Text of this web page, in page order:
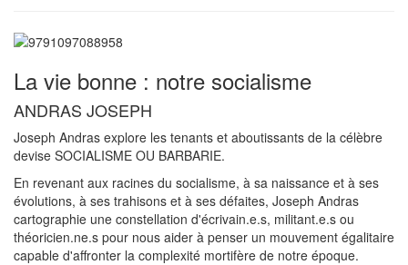
La vie bonne : notre socialisme
ANDRAS JOSEPH
Joseph Andras explore les tenants et aboutissants de la célèbre
devise SOCIALISME OU BARBARIE.
En revenant aux racines du socialisme, à sa naissance et à ses
évolutions, à ses trahisons et à ses défaites, Joseph Andras
cartographie une constellation d'écrivain.e.s, militant.e.s ou
théoricien.ne.s pour nous aider à penser un mouvement égalitaire
capable d'affronter la complexité mortifère de notre époque.